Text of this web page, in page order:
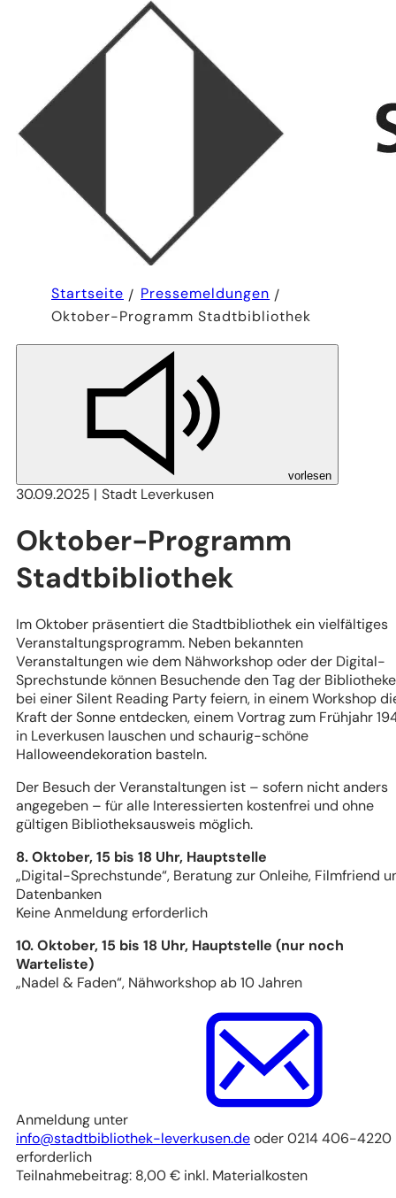
Startseite
Pressemeldungen
Oktober-Programm Stadtbibliothek
vorlesen
30.09.2025 Stadt Leverkusen
Oktober-Programm
Stadtbibliothek
Im Oktober präsentiert die Stadtbibliothek ein vielfältiges
Veranstaltungsprogramm. Neben bekannten
Veranstaltungen wie dem Nähworkshop oder der Digital-
Sprechstunde können Besuchende den Tag der
bei einer Silent Reading Party feiern, in einem Workshop
Kraft der Sonne entdecken, einem Vortrag zum Frühjahr
in Leverkusen lauschen und schaurig-schöne
Halloweendekoration basteln.
Der Besuch der Veranstaltungen ist – sofern nicht anders
angegeben – für alle Interessierten kostenfrei und ohne
gültigen Bibliotheksausweis möglich.
8. Oktober, 15 bis 18 Uhr, Hauptstelle
„Digital-Sprechstunde“, Beratung zur Onleihe, Filmfriend
Datenbanken
Keine Anmeldung erforderlich
10. Oktober, 15 bis 18 Uhr, Hauptstelle (nur noch
Warteliste)
„Nadel & Faden“, Nähworkshop ab 10 Jahren
Anmeldung unter
info
stadtbibliothek-leverkusendeoder 0214 406-4220
erforderlich
Teilnahmebeitrag: 8,00 € inkl. Materialkosten